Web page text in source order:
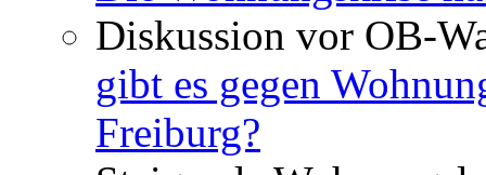
Diskussion vor OB-
gibt es gegen
Freiburg?